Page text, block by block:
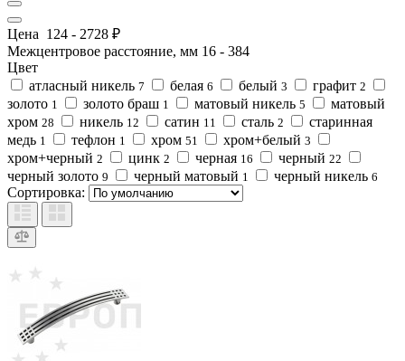
Цена 124 - 2728 ₽
Межцентровое расстояние, мм 16 - 384
Цвет
атласный никель 7 белая 6 белый 3 графит 2
золото 1 золото браш 1 матовый никель 5
матовый
хром 28 никель 12 сатин 11 сталь 2
старинная
медь 1 тефлон 1 хром 51 хром+белый 3
хром+черный 2 цинк 2 черная 16 черный 22
черный золото 9 черный матовый 1 черный никель 6
Сортировка: